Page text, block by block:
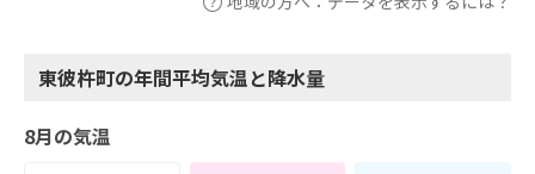
東彼杵町の年間平均気温と降水量
8月の気温